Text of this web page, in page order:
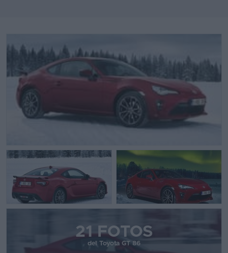
21 FOTOS
del Toyota GT 86